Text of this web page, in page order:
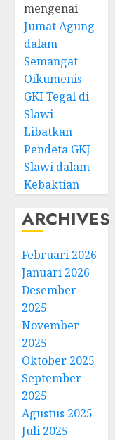
mengenai
Jumat Agung
dalam
Semangat
Oikumenis
GKI Tegal di
Slawi
Libatkan
Pendeta GKJ
Slawi dalam
Kebaktian
ARCHIVES
Februari 2026
Januari 2026
Desember
2025
November
2025
Oktober 2025
September
2025
Agustus 2025
Juli 2025